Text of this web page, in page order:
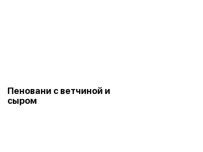
Пеновани с ветчиной и
сыром